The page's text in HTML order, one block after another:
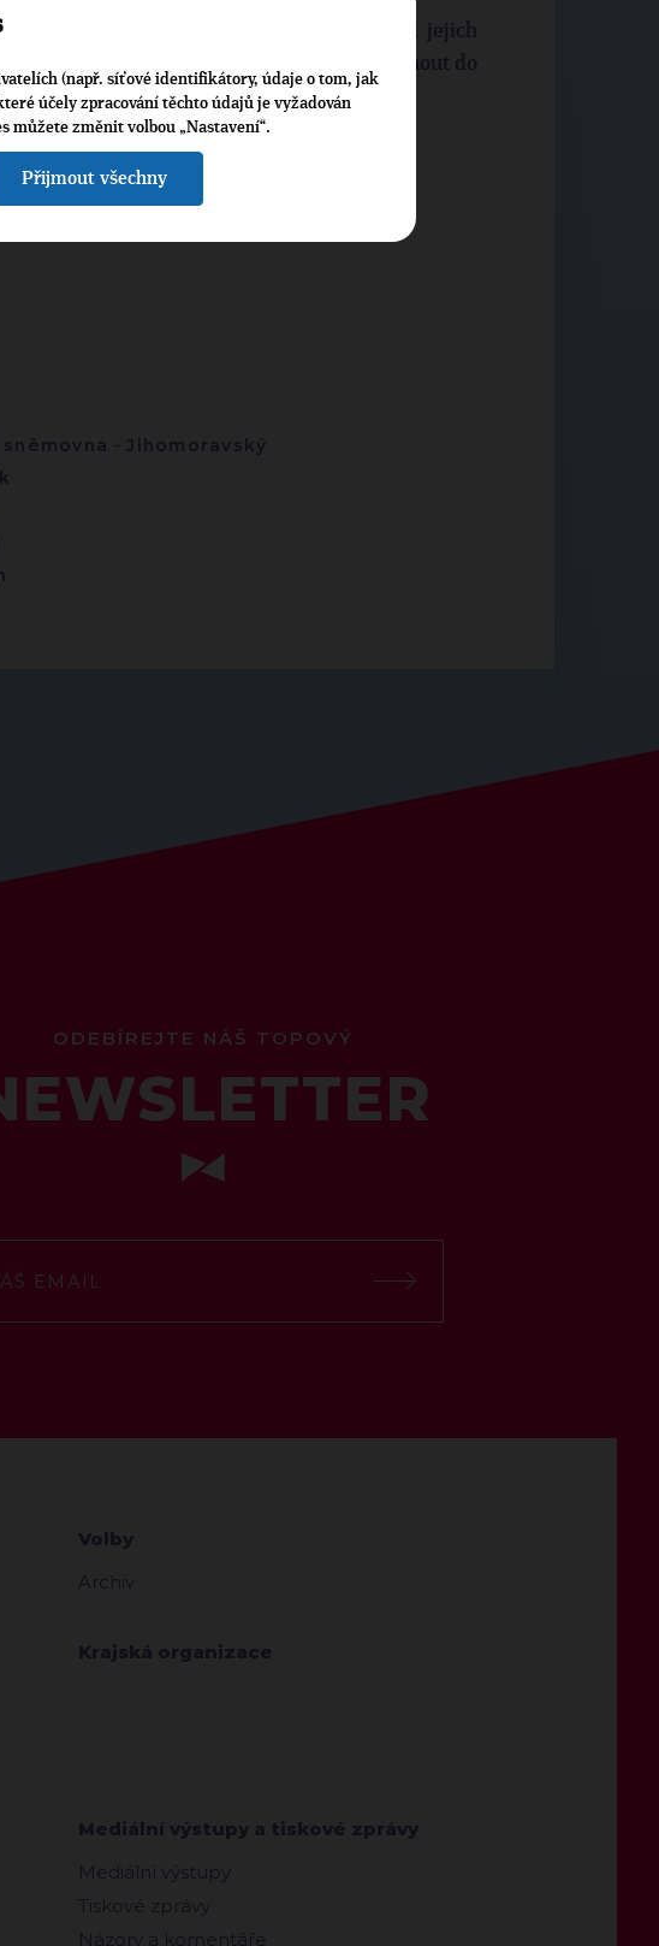
krajům finance snižovaly, protože ani jejich
Pokud se ale nemá jižní Morava propadnout do
s tímto stavem něco udělat.
MANAŽERKA TOP 09 JMK
-Jihomoravský
ODEBÍREJTE NÁŠ TOPOVÝ
Volby
Archiv
Krajská organizace
Mediální výstupy a tiskové zprávy
Mediální výstupy
Tiskové zprávy
Názory a komentáře
(např. síťové identifikátory, údaje o tom, jak
účely zpracování těchto údajů je vyžadován
můžete změnit volbou „Nastavení“.
Přijmout všechny